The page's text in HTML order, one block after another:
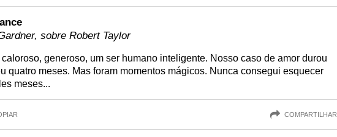
sobre Robert Taylor
caloroso, generoso, um ser humano inteligente. Nosso caso de amor durou
quatro meses. Mas foram momentos mágicos. Nunca consegui esquecer
meses...
COMPARTILHAR